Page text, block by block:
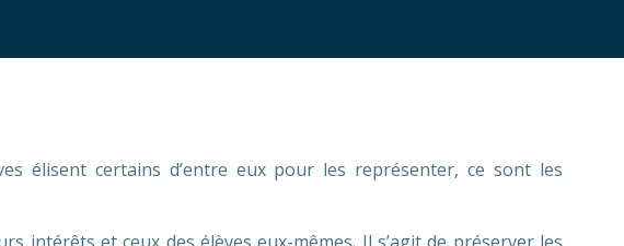
élisent certains d’entre eux pour les représenter, ce sont les